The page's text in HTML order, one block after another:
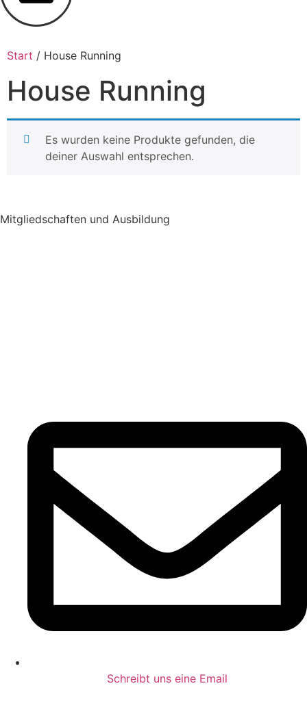
Start / House Running
House Running
Es wurden keine Produkte gefunden, die
deiner Auswahl entsprechen.
Mitgliedschaften und Ausbildung
Schreibt uns eine Email